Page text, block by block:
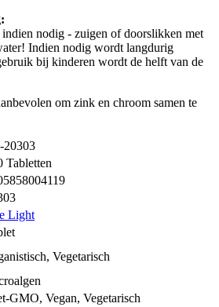
indien nodig - zuigen of doorslikken met
Indien nodig wordt langdurig
bij kinderen wordt de helft van de
om zink en chroom samen te
Tabletten
Light
Vegetarisch
GMO, Vegan, Vegetarisch